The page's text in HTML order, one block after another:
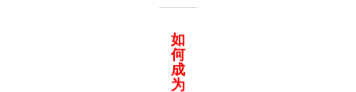
如
何
成
为